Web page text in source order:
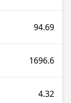
94.69
1696.6
4.32